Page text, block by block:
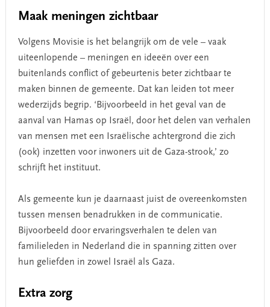
Maak meningen zichtbaar
Volgens Movisie is het belangrijk om de vele – vaak
uiteenlopende – meningen en ideeën over een
buitenlands conflict of gebeurtenis beter zichtbaar te
maken binnen de gemeente. Dat kan leiden tot meer
wederzijds begrip. ‘Bijvoorbeeld in het geval van de
aanval van Hamas op Israël, door het delen van verhalen
van mensen met een Israëlische achtergrond die zich
(ook) inzetten voor inwoners uit de Gaza-strook,’ zo
schrijft het instituut.
Als gemeente kun je daarnaast juist de overeenkomsten
tussen mensen benadrukken in de communicatie.
Bijvoorbeeld door ervaringsverhalen te delen van
familieleden in Nederland die in spanning zitten over
hun geliefden in zowel Israël als Gaza.
Extra zorg